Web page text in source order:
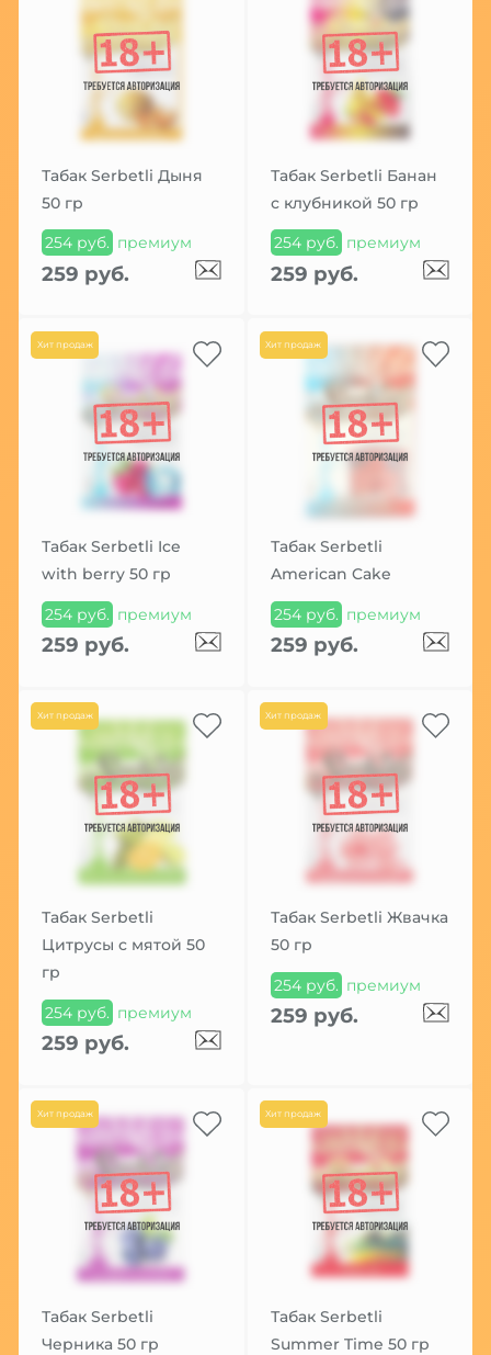
Табак Serbetli Дыня
50 гр
254 руб. премиум
259 руб.
Табак Serbetli Банан
с клубникой 50 гр
254 руб. премиум
259 руб.
Хит продаж
Табак Serbetli Ice
with berry 50 гр
254 руб. премиум
259 руб.
Хит продаж
Табак Serbetli
American Cake
254 руб. премиум
259 руб.
Хит продаж
Табак Serbetli
Цитрусы с мятой 50
гр
254 руб. премиум
259 руб.
Хит продаж
Табак Serbetli Жвачка
50 гр
254 руб. премиум
259 руб.
Хит продаж
Табак Serbetli
Черника 50 гр
Хит продаж
Табак Serbetli
Summer Time 50 гр